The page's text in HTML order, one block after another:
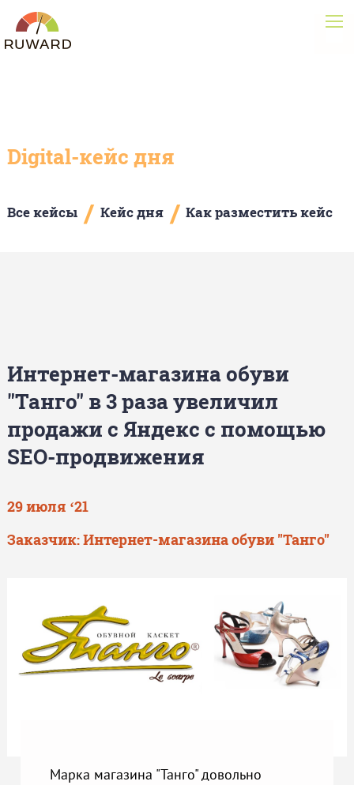
Digital-кейс дня
Все кейсы / Кейс дня / Как разместить кейс
Интернет-магазина обуви
"Танго" в 3 раза увеличил
продажи с Яндекс с помощью
SEO-продвижения
29 июля ‘21
Заказчик: Интернет-магазина обуви "Танго"
Марка магазина "Танго" довольно